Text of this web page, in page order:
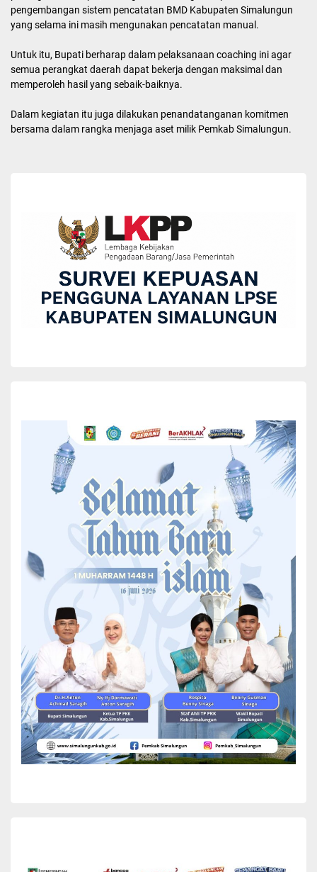
Selanjutnya, terkait dengan coaching aplikasi Simbada, dalam
simbada, salah satu perintah Korsupgah KPK dalam rangka
pencegahan korupsi, sedangkan coaching merupakan
pengembangan sistem pencatatan BMD Kabupaten Simalungun
Untuk itu, Bupati berharap dalam pelaksanaan coaching ini agar